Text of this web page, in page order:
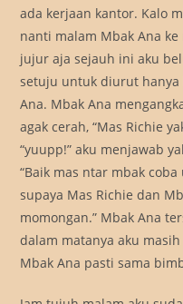
ada kerjaan kantor. Kalo
nanti malam Mbak Ana
jujur aja sejauh ini aku
setuju untuk diurut hanya
Ana. Mbak Ana
agak cerah, “Mas Richie
“yuupp!” aku menjawab
“Baik mas ntar mbak
supaya Mas Richie dan
momongan.” Mbak Ana
dalam matanya aku
Mbak Ana pasti sama